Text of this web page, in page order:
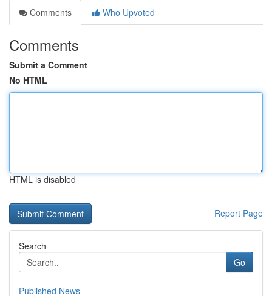
Comments
Who Upvoted
Comments
Submit a Comment
No HTML
HTML is disabled
Report Page
Search
Go
Published News